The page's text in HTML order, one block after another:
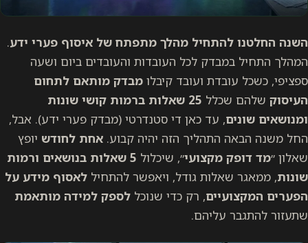
השנה החלטנו להתחיל מהלך מתפתח של איסוף פערי ידע.
המהלך התחיל במבדק לכל העובדות והעובדים ביום ושעה
ספציפי, כשכל עובדת ועובד קיבלו מבדק מותאם לתחום
העיסוק שלהם שכלל
25 שאלות ברמות קושי שונות
ומנושאים שונים, עד כאן די סטנדרטי (מבדק פערי ידע). אבל,
החל משנה הבאה התהליך הזה יהיה קבוע. אחת לחודש יופץ
שאלון ״מד דופק מקצועי״, שיכלול
5 שאלות בנושאים ורמות
שונות, ממאגר שאלות גודל, ויאפשר להתחיל לאסוף מידע על
הפערים המקצועיים, רק כדי שנוכל לספק למידה מותאמת
שתעזור להתגבר עליהם.